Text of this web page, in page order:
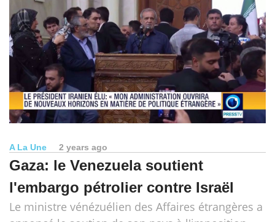
A La Une 2 years ago
Gaza: le Venezuela soutient
l'embargo pétrolier contre Israël
Le ministre vénézuélien des Affaires étrangères a